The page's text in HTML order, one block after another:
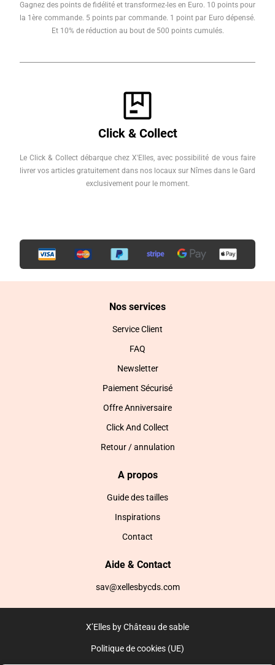
Gagnez des points de fidélité et transformez-les en Euro. 10 points pour
la 1ère commande. 5 points par commande. 1 point par Euro dépensé.
Et 10% de réduction au bout de 500 points cumulés.
Click & Collect
Le Click & Collect débarque chez X'Elles, avec possibilité de vous faire
livrer vos articles gratuitement dans nos locaux sur Nîmes dans le Gard
exclusivement pour le moment.
Nos services
Service Client
FAQ
Newsletter
Paiement Sécurisé
Offre Anniversaire
Click And Collect
Retour / annulation
A propos
Guide des tailles
Inspirations
Contact
Aide & Contact
sav@xellesbycds.com
X’Elles by Château de sable
Politique de cookies (UE)